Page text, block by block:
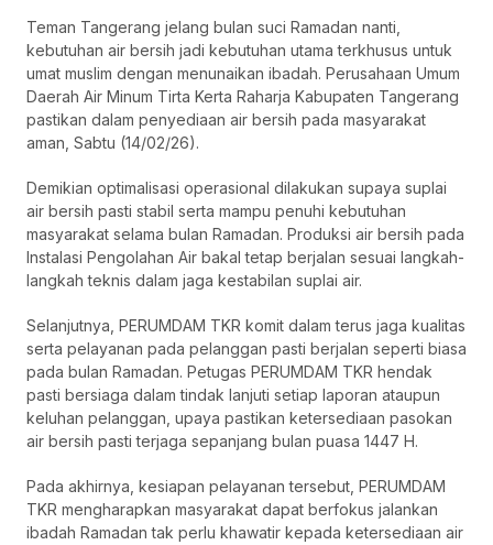
Teman Tangerang jelang bulan suci Ramadan nanti,
kebutuhan air bersih jadi kebutuhan utama terkhusus untuk
umat muslim dengan menunaikan ibadah. Perusahaan Umum
Daerah Air Minum Tirta Kerta Raharja Kabupaten Tangerang
pastikan dalam penyediaan air bersih pada masyarakat
aman, Sabtu (14/02/26).
Demikian optimalisasi operasional dilakukan supaya suplai
air bersih pasti stabil serta mampu penuhi kebutuhan
masyarakat selama bulan Ramadan. Produksi air bersih pada
Instalasi Pengolahan Air bakal tetap berjalan sesuai langkah-
langkah teknis dalam jaga kestabilan suplai air.
Selanjutnya, PERUMDAM TKR komit dalam terus jaga kualitas
serta pelayanan pada pelanggan pasti berjalan seperti biasa
pada bulan Ramadan. Petugas PERUMDAM TKR hendak
pasti bersiaga dalam tindak lanjuti setiap laporan ataupun
keluhan pelanggan, upaya pastikan ketersediaan pasokan
air bersih pasti terjaga sepanjang bulan puasa 1447 H.
Pada akhirnya, kesiapan pelayanan tersebut, PERUMDAM
TKR mengharapkan masyarakat dapat berfokus jalankan
ibadah Ramadan tak perlu khawatir kepada ketersediaan air